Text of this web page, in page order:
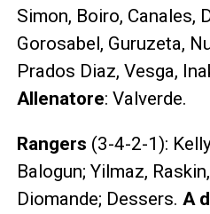
Simon, Boiro, Canales,
Gorosabel, Guruzeta,
Prados Diaz, Vesga,
Allenatore: Valverde.
Rangers (3-4-2-1):
Balogun; Yilmaz,
Diomande; Dessers. A